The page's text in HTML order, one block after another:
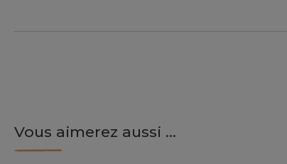
Vous aimerez aussi ...